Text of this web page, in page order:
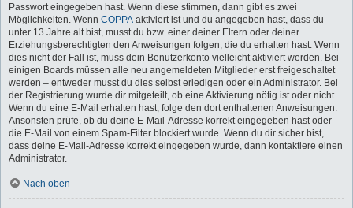
Passwort eingegeben hast. Wenn diese stimmen, dann gibt es zwei
Möglichkeiten. Wenn COPPA aktiviert ist und du angegeben hast, dass du
unter 13 Jahre alt bist, musst du bzw. einer deiner Eltern oder deiner
Erziehungsberechtigten den Anweisungen folgen, die du erhalten hast. Wenn
dies nicht der Fall ist, muss dein Benutzerkonto vielleicht aktiviert werden. Bei
einigen Boards müssen alle neu angemeldeten Mitglieder erst freigeschaltet
werden – entweder musst du dies selbst erledigen oder ein Administrator. Bei
der Registrierung wurde dir mitgeteilt, ob eine Aktivierung nötig ist oder nicht.
Wenn du eine E-Mail erhalten hast, folge den dort enthaltenen Anweisungen.
Ansonsten prüfe, ob du deine E-Mail-Adresse korrekt eingegeben hast oder
die E-Mail von einem Spam-Filter blockiert wurde. Wenn du dir sicher bist,
dass deine E-Mail-Adresse korrekt eingegeben wurde, dann kontaktiere einen
Administrator.
Nach oben